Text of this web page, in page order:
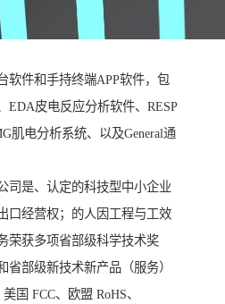
软件和手持终端APP软件，包
EDA皮电反应分析软件、RESP
肌电分析系统、以及General通
司是、认定的科技型中小企业
口经营权；的人因工程与工效
荣获多项省部级科学技术奖
省部级新技术新产品（服务）
国 FCC、欧盟 RoHS、